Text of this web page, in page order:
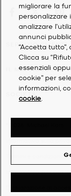
SERVIZIO CLIENTI
IL MIO ACCOUNT
SOCIETÀ
Informativa sulla
Informativa sui cookie
migliorare la
personalizzare
analizzare
annunci
“Accetta
Clicca su
essenziali
cookie” per
informazioni,
cookie